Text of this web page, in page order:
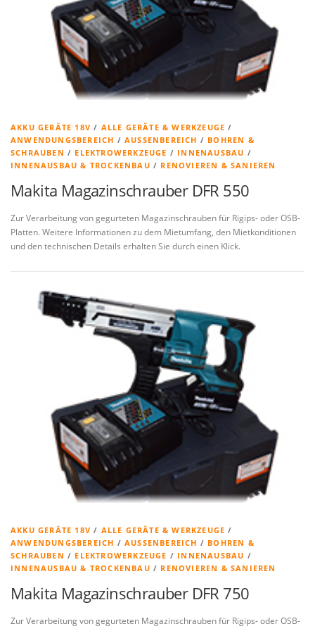
AKKU GERÄTE 18V / ALLE GERÄTE & WERKZEUGE /
ANWENDUNGSBEREICH /AUSSENBEREICH / BOHREN &
SCHRAUBEN / ELEKTROWERKZEUGE / INNENAUSBAU /
INNENAUSBAU & TROCKENBAU / RENOVIEREN & SANIEREN
Makita Magazinschrauber DFR 550
Zur Verarbeitung von gegurteten Magazinschrauben für Rigips- oder OSB-
Platten. Weitere Informationen zu dem Mietumfang, den Mietkonditionen
und den technischen Details erhalten Sie durch einen Klick.
AKKU GERÄTE 18V / ALLE GERÄTE & WERKZEUGE /
ANWENDUNGSBEREICH /AUSSENBEREICH / BOHREN &
SCHRAUBEN / ELEKTROWERKZEUGE / INNENAUSBAU /
INNENAUSBAU & TROCKENBAU / RENOVIEREN & SANIEREN
Makita Magazinschrauber DFR 750
Zur Verarbeitung von gegurteten Magazinschrauben für Rigips- oder OSB-